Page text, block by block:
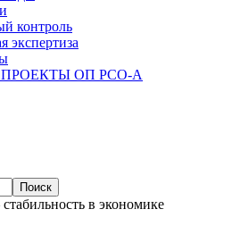
контроль
экспертиза
ПРОЕКТЫ ОП РСО-А
в экономике